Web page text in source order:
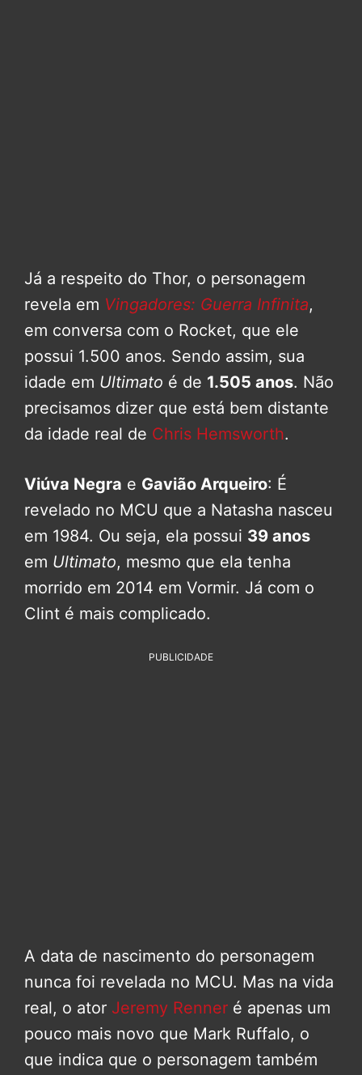
Já a respeito do Thor, o personagem
revela em Vingadores: Guerra Infinita,
em conversa com o Rocket, que ele
possui 1.500 anos. Sendo assim, sua
idade em Ultimato é de 1.505 anos. Não
precisamos dizer que está bem distante
da idade real de Chris Hemsworth.
Viúva Negra e Gavião Arqueiro: É
revelado no MCU que a Natasha nasceu
em 1984. Ou seja, ela possui 39 anos
em Ultimato, mesmo que ela tenha
morrido em 2014 em Vormir. Já com o
Clint é mais complicado.
PUBLICIDADE
A data de nascimento do personagem
nunca foi revelada no MCU. Mas na vida
real, o ator Jeremy Renner é apenas um
pouco mais novo que Mark Ruffalo, o
que indica que o personagem também